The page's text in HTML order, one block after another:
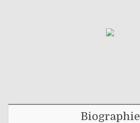
Biographie